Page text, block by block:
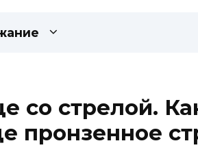
со стрелой.
пронзенное